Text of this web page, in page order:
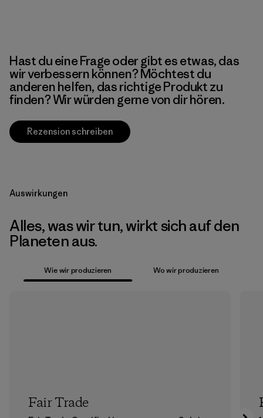
Hast du eine Frage oder gibt es etwas, das
wir verbessern können? Möchtest du
anderen helfen, das richtige Produkt zu
finden? Wir würden gerne von dir hören.
Rezension schreiben
Auswirkungen
Alles, was wir tun, wirkt sich auf den
Planeten aus.
Wie wir produzieren Wo wir produzieren
Fair Trade